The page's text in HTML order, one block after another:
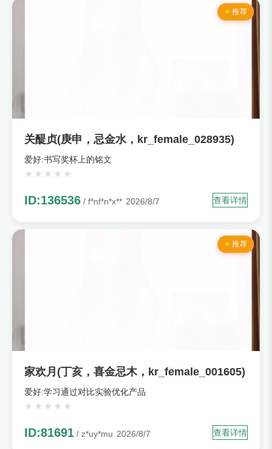
推荐
关醍贞(庚申，忌金水，kr_female_028935)
爱好:书写奖杯上的铭文
ID:136536 / f*nf*n*x** 2026/8/7 查看详情
推荐
家欢月(丁亥，喜金忌木，kr_female_001605)
爱好:学习通过对比实验优化产品
ID:81691 / z*uy*mu 2026/8/7 查看详情